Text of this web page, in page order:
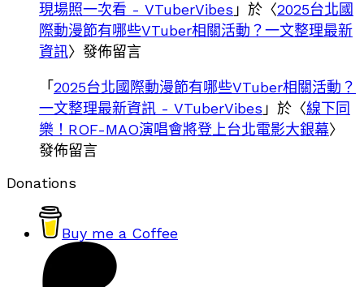
現場照一次看 - VTuberVibes 」於〈2025台北國
際動漫節有哪些VTuber相關活動？一文整理最新
資訊〉發佈留言
「 2025台北國際動漫節有哪些VTuber相關活動？
一文整理最新資訊 - VTuberVibes 」於〈線下同
樂！ROF-MAO演唱會將登上台北電影大銀幕〉
發佈留言
Donations
Buy me a Coffee